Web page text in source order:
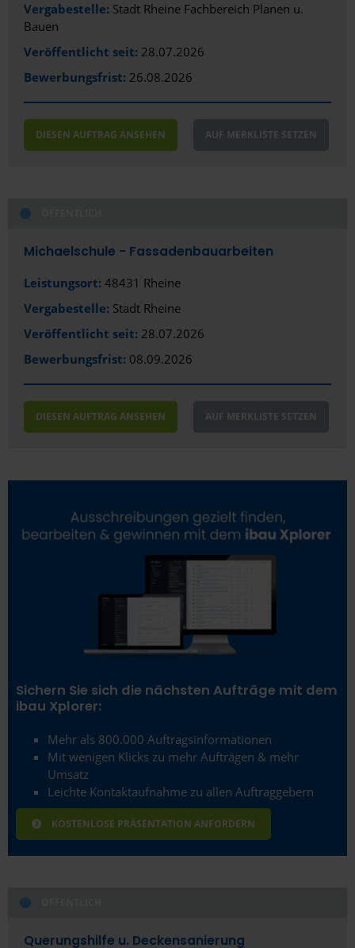
Vergabestelle: Stadt Rheine Fachbereich Planen u.
Bauen
Veröffentlicht seit: 28.07.2026
Bewerbungsfrist: 26.08.2026
DIESEN AUFTRAG ANSEHEN AUF MERKLISTE SETZEN
Michaelschule - Fassadenbauarbeiten
Leistungsort: 48431 Rheine
Vergabestelle: Stadt Rheine
Veröffentlicht seit: 28.07.2026
Bewerbungsfrist: 08.09.2026
DIESEN AUFTRAG ANSEHEN AUF MERKLISTE SETZEN
Sichern Sie sich die nächsten Aufträge mit dem
ibau Xplorer:
Mehr als 800.000 Auftragsinformationen
Mit wenigen Klicks zu mehr Aufträgen & mehr
Umsatz
Leichte Kontaktaufnahme zu allen Auftraggebern
KOSTENLOSE PRÄSENTATION ANFORDERN
Querungshilfe u. Deckensanierung